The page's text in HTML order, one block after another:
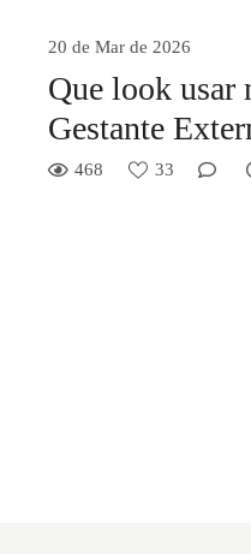
20 de Mar de 2026
Que look usar
Gestante
468 33